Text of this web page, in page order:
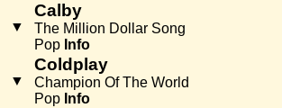
▼
Calby
The Million Dollar Song
Pop Info
▼
Coldplay
Champion Of The World
Pop Info